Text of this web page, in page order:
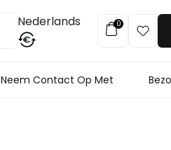
Nederlands
€
0
Neem Contact Op Met